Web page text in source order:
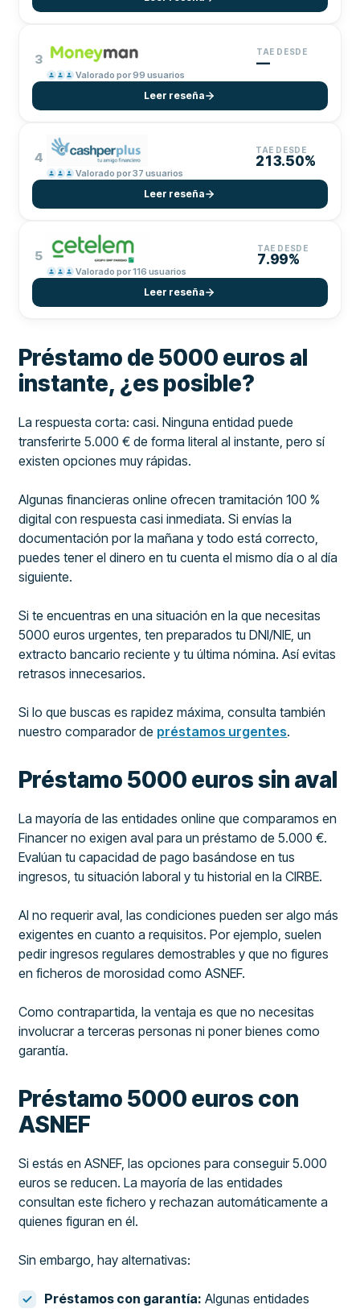
3
Valorado por 99 usuarios
TAE DESDE
—
Leer reseña
4
Valorado por 37 usuarios
TAE DESDE
213.50%
Leer reseña
5
Valorado por 116 usuarios
TAE DESDE
7.99%
Leer reseña
Préstamo de 5000 euros al
instante, ¿es posible?
La respuesta corta: casi. Ninguna entidad puede
transferirte 5.000 € de forma literal al instante, pero sí
existen opciones muy rápidas.
Algunas financieras online ofrecen tramitación 100 %
digital con respuesta casi inmediata. Si envías la
documentación por la mañana y todo está correcto,
puedes tener el dinero en tu cuenta el mismo día o al día
siguiente.
Si te encuentras en una situación en la que necesitas
5000 euros urgentes, ten preparados tu DNI/NIE, un
extracto bancario reciente y tu última nómina. Así evitas
retrasos innecesarios.
Si lo que buscas es rapidez máxima, consulta también
nuestro comparador de préstamos urgentes.
Préstamo 5000 euros sin aval
La mayoría de las entidades online que comparamos en
Financer no exigen aval para un préstamo de 5.000 €.
Evalúan tu capacidad de pago basándose en tus
ingresos, tu situación laboral y tu historial en la CIRBE.
Al no requerir aval, las condiciones pueden ser algo más
exigentes en cuanto a requisitos. Por ejemplo, suelen
pedir ingresos regulares demostrables y que no figures
en ficheros de morosidad como ASNEF.
Como contrapartida, la ventaja es que no necesitas
involucrar a terceras personas ni poner bienes como
garantía.
Préstamo 5000 euros con
ASNEF
Si estás en ASNEF, las opciones para conseguir 5.000
euros se reducen. La mayoría de las entidades
consultan este fichero y rechazan automáticamente a
quienes figuran en él.
Sin embargo, hay alternativas:
Préstamos con garantía: Algunas entidades